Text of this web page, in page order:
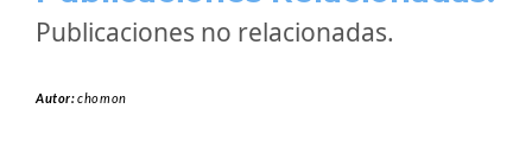
Publicaciones no relacionadas.
Autor:chomon